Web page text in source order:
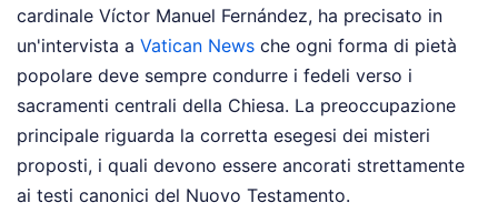
cardinale Víctor Manuel Fernández, ha precisato in
un'intervista a Vatican News che ogni forma di pietà
popolare deve sempre condurre i fedeli verso i
sacramenti centrali della Chiesa. La preoccupazione
principale riguarda la corretta esegesi dei misteri
proposti, i quali devono essere ancorati strettamente
ai testi canonici del Nuovo Testamento.